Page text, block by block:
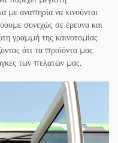
με αναπηρία να κινούνται
συνεχώς σε έρευνα και
γραμμή της καινοτομίας
ότι τα προϊόντα μας
των πελατών μας.